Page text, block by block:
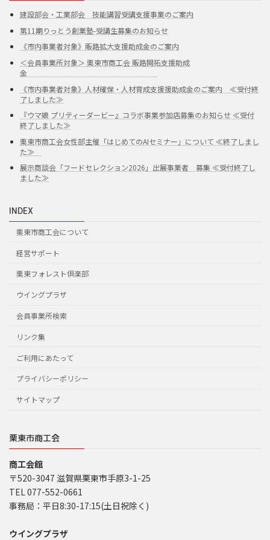
建設部会・工業部会 技能講習受講支援事業のご案内
第11期りっとう創業塾-受講生募集のお知らせ
《市内事業者対象》販路拡大支援助成金のご案内
＜会員事業所対象＞ 栗東市商工会 販路開拓支援助成
金
《市内事業者対象》人材確保・人材育成支援援助成金のご案内 ≪受付終
了しました≫
『ウマ娘 プリティーダービー』コラボ事業参加店募集のお知らせ ≪受付
終了しました≫
栗東市商工会女性部主催「はじめてのAIセミナー」について ≪終了しまし
た≫
展示商談会「フードセレクション2026」出展事業者 募集 ≪受付終了し
ました≫
INDEX
栗東市商工会について
経営サポート
栗東フォレスト倶楽部
ウイングプラザ
会員事業所検索
リンク集
ご利用にあたって
プライバシーポリシー
サイトマップ
栗東市商工会
商工会館
〒520-3047 滋賀県栗東市手原3-1-25
TEL 077-552-0661
事務局：平日8:30-17:15(土日祝除く)
ウイングプラザ